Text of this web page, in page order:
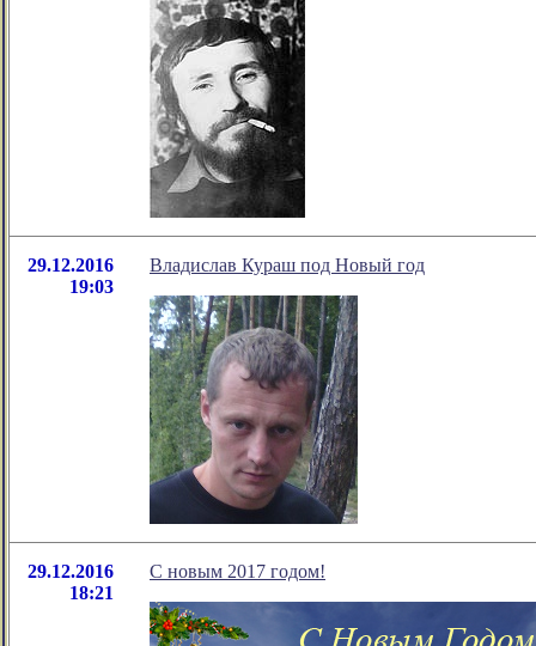
29.12.2016
19:03
Владислав Кураш под Новый год
29.12.2016
18:21
С новым 2017 годом!